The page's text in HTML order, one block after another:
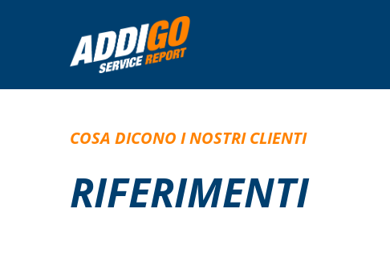
COSA DICONO I NOSTRI CLIENTI
RIFERIMENTI